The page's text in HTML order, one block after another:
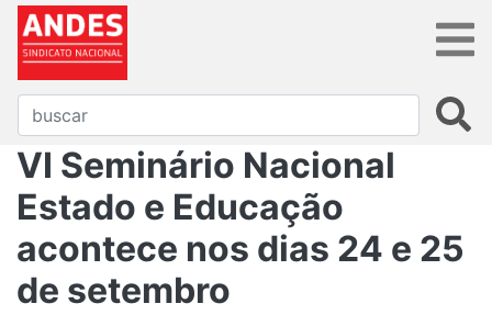
VI Seminário Nacional
Estado e Educação
acontece nos dias 24 e 25
de setembro